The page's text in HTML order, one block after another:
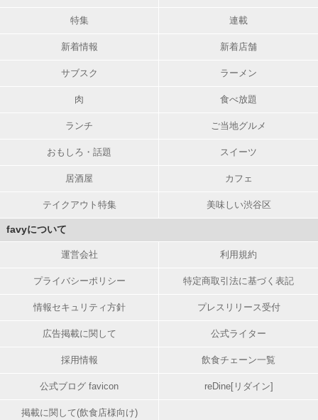
特集 連載
新着情報 新着店舗
サブスク ラーメン
肉 食べ放題
ランチ ご当地グルメ
おもしろ・話題 スイーツ
居酒屋 カフェ
テイクアウト特集 美味しい渋谷区
favyについて
運営会社 利用規約
プライバシーポリシー 特定商取引法に基づく表記
情報セキュリティ方針 プレスリリース受付
広告掲載に関して 公式ライター
採用情報 飲食チェーン一覧
公式ブログ favicon reDine[リダイン]
掲載に関して(飲食店様向け)